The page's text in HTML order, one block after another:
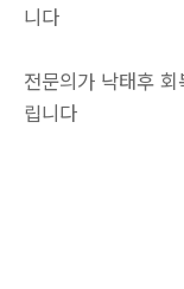
니다
전문의가 낙태후
립니다